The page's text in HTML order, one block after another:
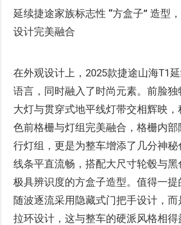
延续捷途家族标志性 “方盒子” 造型
设计完美融合
在外观设计上，2025款捷途山海T1
语言，同时融入了时尚元素。前脸
大灯与贯穿式地平线灯带交相辉映
色前格栅与灯组完美融合，格栅内部
行灯组，更是为整车增添了几分神
线条平直流畅，搭配大尺寸轮毂与黑
极具辨识度的方盒子造型。值得一
随波逐流采用隐藏式门把手设计，
拉环设计，这与整车的硬派风格相得